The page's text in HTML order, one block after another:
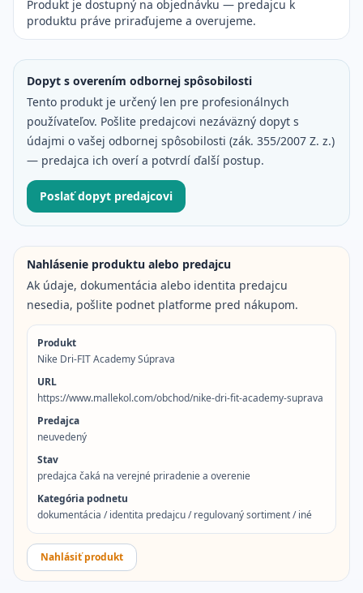
Produkt je dostupný na objednávku — predajcu k
produktu práve priraďujeme a overujeme.
Dopyt s overením odbornej spôsobilosti
Tento produkt je určený len pre profesionálnych
používateľov. Pošlite predajcovi nezáväzný dopyt s
údajmi o vašej odbornej spôsobilosti (zák. 355/2007 Z. z.)
— predajca ich overí a potvrdí ďalší postup.
Poslať dopyt predajcovi
Nahlásenie produktu alebo predajcu
Ak údaje, dokumentácia alebo identita predajcu
nesedia, pošlite podnet platforme pred nákupom.
Produkt
Nike Dri-FIT Academy Súprava
URL
https://www.mallekol.com/obchod/nike-dri-fit-academy-suprava
Predajca
neuvedený
Stav
predajca čaká na verejné priradenie a overenie
Kategória podnetu
dokumentácia / identita predajcu / regulovaný sortiment / iné
Nahlásiť produkt